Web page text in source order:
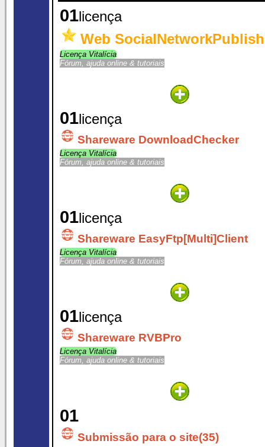
01licença
Web
Licença Vitalícia
Fórum, ajuda online & tutoriais
01licença
Shareware DownloadChecker
Licença Vitalícia
Fórum, ajuda online & tutoriais
01licença
Shareware EasyFtp[Multi]Client
Licença Vitalícia
Fórum, ajuda online & tutoriais
01licença
Shareware RVBPro
Licença Vitalícia
Fórum, ajuda online & tutoriais
01
Submissão para o site(35)